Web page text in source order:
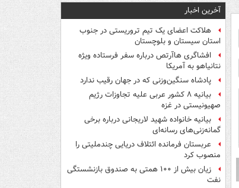
آخرین اخبار
هلاکت اعضای یک تیم تروریستی در جنوب
استان سیستان و بلوچستان
افشاگری هاآرتص درباره سفر فرستاده ویژه
نتانیاهو به آمریکا
پادشاه سنگین‌وزنی که در جهان رقیب ندارد
بیانیه ۸ کشور عربی علیه تجاوزات رژیم
صهیونیستی در غزه
بیانیه خانواده شهید لاریجانی درباره برخی
گمانه‌زنی‌های رسانه‌ای
عربستان فرمانده ائتلاف دریایی چندملیتی را
منصوب کرد
زیان بیش از ۱۰۰ همتی به صندوق‌ بازنشستگی
نفت